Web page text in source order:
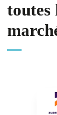
toutes